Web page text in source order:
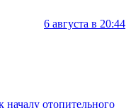
6 августа в 20:44
отопительного